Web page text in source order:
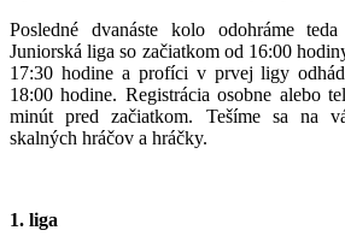
Posledné dvanáste kolo odohráme
Juniorská liga so začiatkom od 16:00
17:30 hodine a profíci v prvej ligy
18:00 hodine. Registrácia osobne alebo
minút pred začiatkom. Tešíme sa na
skalných hráčov a hráčky.
1. liga